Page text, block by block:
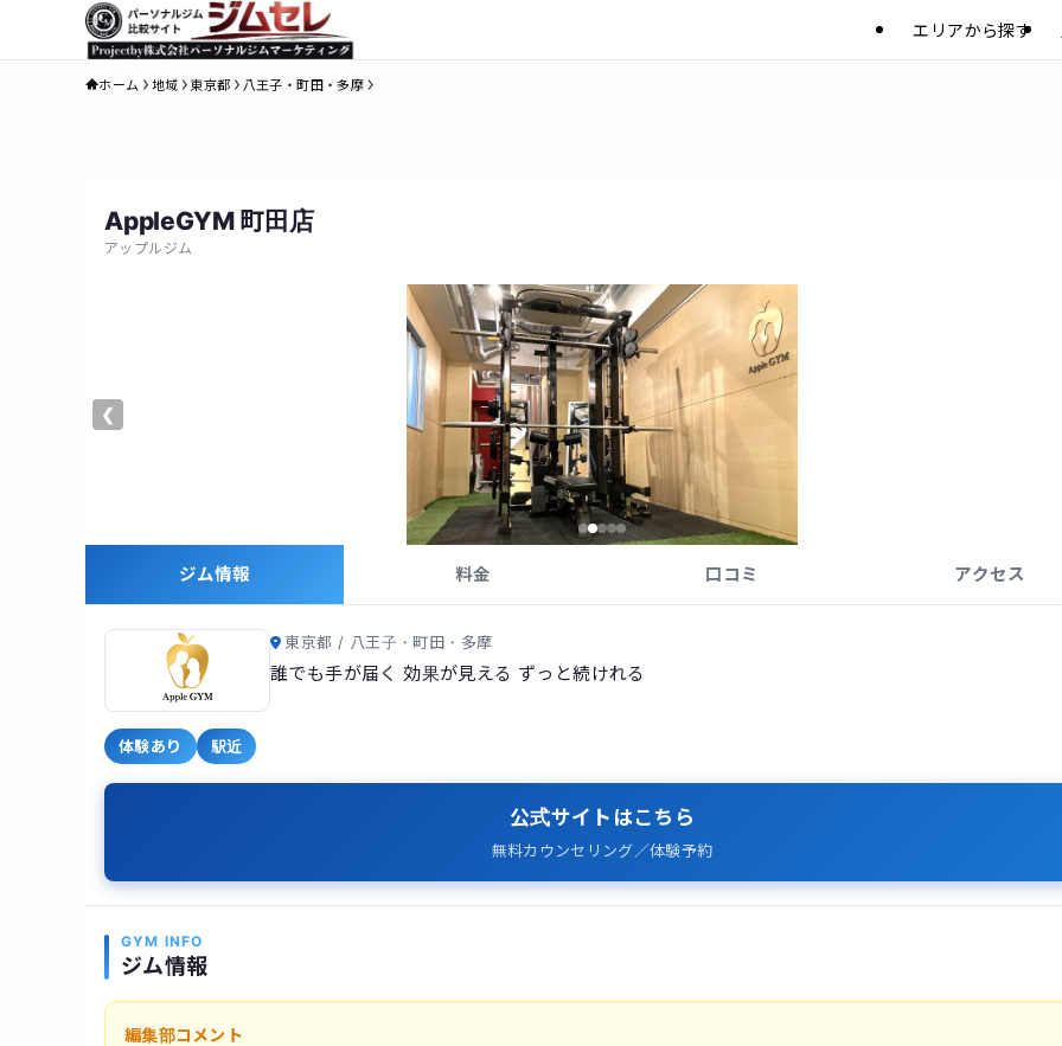
エリアから探す
ホーム 地域 東京都 八王子・町田・多摩
AppleGYM 町田店
アップルジム
❮
ジム情報 料金 口コミ アクセス
東京都 / 八王子・町田・多摩
誰でも手が届く 効果が見える ずっと続けれる
体験あり 駅近
公式サイトはこちら
無料カウンセリング／体験予約
GYM INFO
ジム情報
編集部コメント